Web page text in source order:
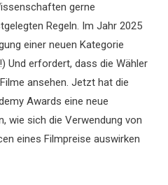
gerne
Regeln. Im Jahr 2025
einer neuen Kategorie
Und erfordert, dass die Wähler
ansehen. Jetzt hat die
Awards eine neue
wie sich die Verwendung von
eines Filmpreise auswirken